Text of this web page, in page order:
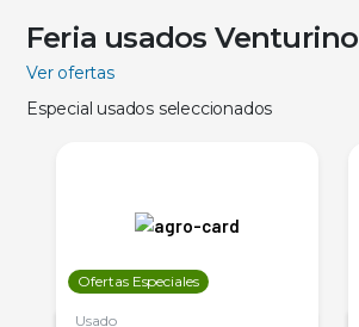
Feria usados Venturino
Ver ofertas
Especial usados seleccionados
Ofertas Especiales
Usado